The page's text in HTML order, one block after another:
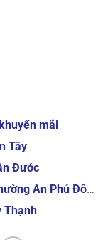
mãi
Tây
Đước
Trung tâm Detailing Dán PPF Ô Tô phường An Phú Đông
Thạnh